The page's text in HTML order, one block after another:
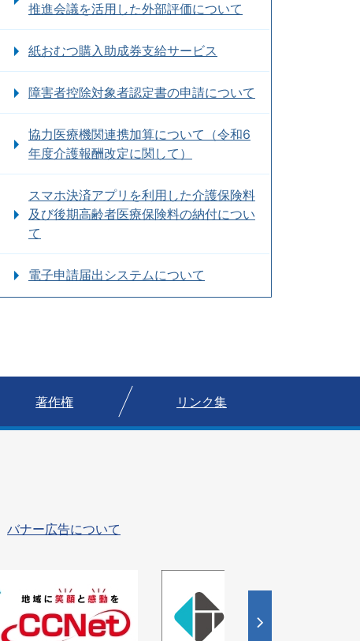
推進会議を活用した外部評価について
紙おむつ購入助成券支給サービス
障害者控除対象者認定書の申請について
協力医療機関連携加算について（令和6
年度介護報酬改定に関して）
スマホ決済アプリを利用した介護保険料
及び後期高齢者医療保険料の納付につい
て
電子申請届出システムについて
著作権 リンク集
バナー広告について
枚
目
の